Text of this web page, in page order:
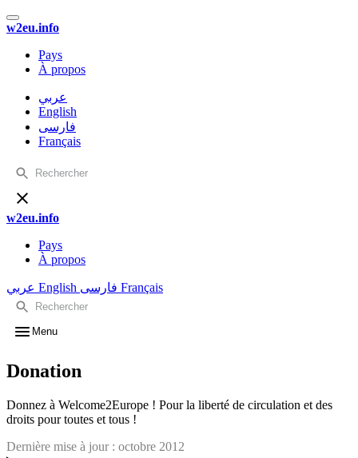
w2eu.info
Pays
À propos
عربي
English
فارسی
Français
w2eu.info
Pays
À propos
عربي English فارسی Français
Menu
Donation
Donnez à Welcome2Europe ! Pour la liberté de circulation et des
droits pour toutes et tous !
Dernière mise à jour : octobre 2012